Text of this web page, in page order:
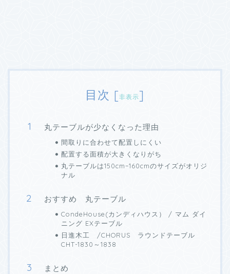
目次 [非表示]
丸テーブルが少なくなった理由
間取りに合わせて配置しにくい
配置する面積が大きくなりがち
丸テーブルは150cm−160cmのサイズがオリジ
ナル
おすすめ 丸テーブル
CondeHouse(カンディハウス） / マム ダイ
ニング EXテーブル
日進木工 /CHORUS ラウンドテーブル
CHT-1830～1838
まとめ